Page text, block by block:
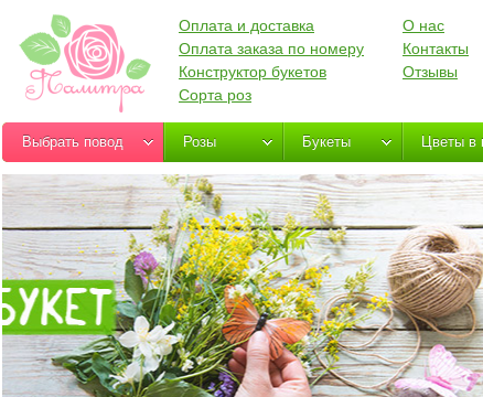
Оплата и доставка
Оплата заказа по номеру
Конструктор букетов
Сорта роз
О нас
Контакты
Отзывы
Выбрать повод Розы Букеты Цветы в